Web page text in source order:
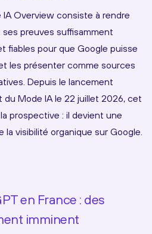
Overview consiste à rendre
preuves suffisamment
fiables pour que Google puisse
les présenter comme sources
Depuis le lancement
du Mode IA le 22 juillet 2026, cet
prospective : il devient une
visibilité organique sur Google.
en France : des
imminent